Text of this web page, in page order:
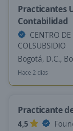
Practicantes
Contabilidad
CENTRO
COLSUBSIDIO
Bogotá, D.C.,
Hace 2 días
Practicante
4,5